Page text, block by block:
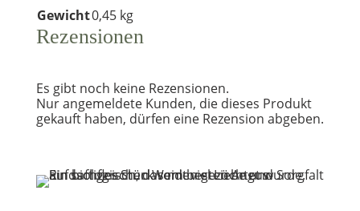
Gewicht0,45 kg
Rezensionen
Es gibt noch keine Rezensionen.
Nur angemeldete Kunden, die dieses Produkt
gekauft haben, dürfen eine Rezension abgeben.